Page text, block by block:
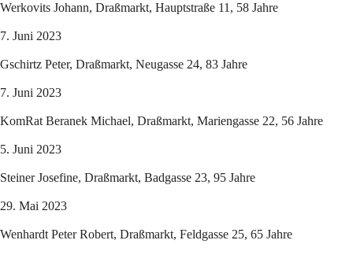
Werkovits Johann, Draßmarkt, Hauptstraße 11, 58 Jahre
7. Juni 2023
Gschirtz Peter, Draßmarkt, Neugasse 24, 83 Jahre
7. Juni 2023
KomRat Beranek Michael, Draßmarkt, Mariengasse 22, 56 Jahre
5. Juni 2023
Steiner Josefine, Draßmarkt, Badgasse 23, 95 Jahre
29. Mai 2023
Wenhardt Peter Robert, Draßmarkt, Feldgasse 25, 65 Jahre